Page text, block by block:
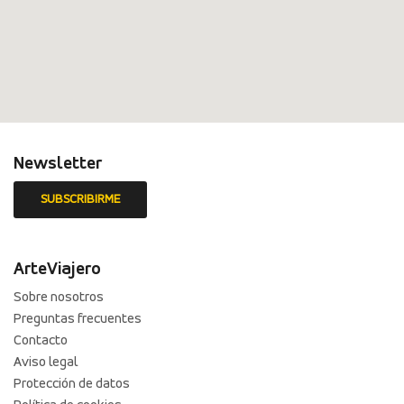
Newsletter
ArteViajero
Sobre nosotros
Preguntas frecuentes
Contacto
Aviso legal
Protección de datos